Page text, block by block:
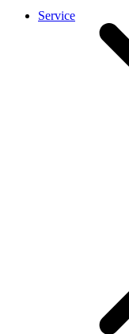
Service